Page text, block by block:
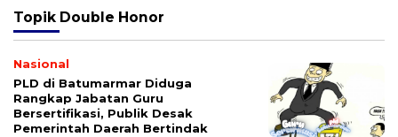
Topik Double Honor
Nasional
PLD di Batumarmar Diduga
Rangkap Jabatan Guru
Bersertifikasi, Publik Desak
Pemerintah Daerah Bertindak